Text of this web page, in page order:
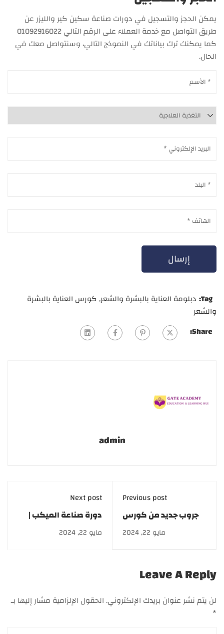
يمكن الحجز والتسجيل في دورات صناعة سكين كير والليزر عن
طريق التواصل مع خدمة العملاء على الرقم التالي 01092916022
كما يمكنك ترك بياناتك في النموذج التالي، وسنتواصل معك في
الحال.
Tag: دبلومة العناية بالبشرة والشعر, كورس العناية بالبشرة
والشعر
Share:
admin
Previous post
جروب جديد من كورس
العناية بالبشرة والشعر
والليزر .. اشترك الآن
مايو 22, 2024
Next post
دورة صناعة الميكب |
Makeup industry
مايو 22, 2024
Leave A Reply
لن يتم نشر عنوان بريدك الإلكتروني.الحقول الإلزامية مشار إليها بـ
*